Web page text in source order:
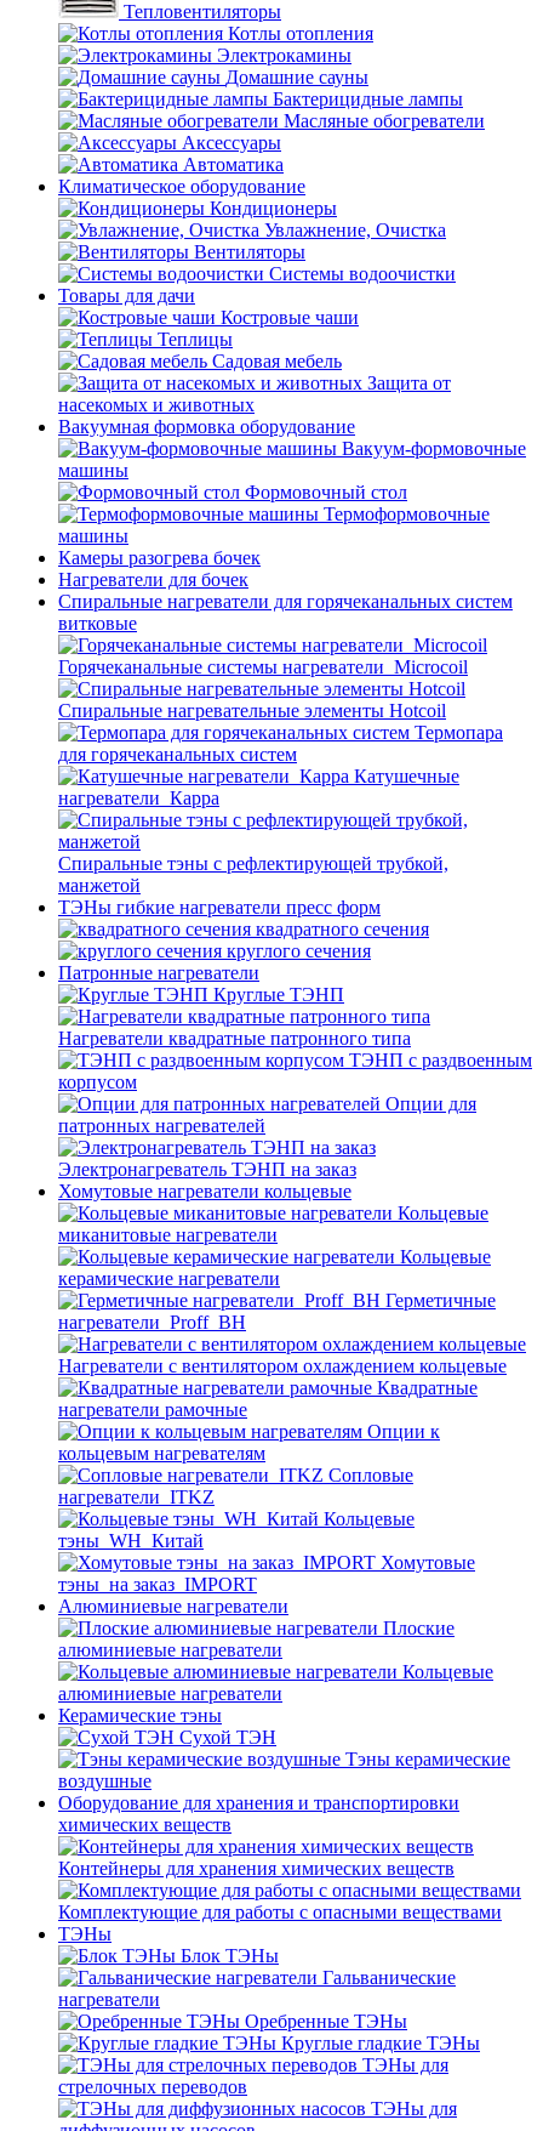
Тепловентиляторы
Котлы отопления
Электрокамины
Домашние сауны
Бактерицидные лампы
Масляные обогреватели
Аксессуары
Автоматика
Климатическое оборудование
Кондиционеры
Увлажнение, Очистка
Вентиляторы
Системы водоочистки
Товары для дачи
Костровые чаши
Теплицы
Садовая мебель
Защита от
насекомых и животных
Вакуумная формовка оборудование
Вакуум-формовочные
машины
Формовочный стол
Термоформовочные
машины
Камеры разогрева бочек
Нагреватели для бочек
Спиральные нагреватели для горячеканальных систем
витковые
Горячеканальные системы нагреватели_Microcoil
Спиральные нагревательные элементы Hotcoil
Термопара
для горячеканальных систем
Катушечные
нагреватели_Карра
Спиральные тэны с рефлектирующей трубкой,
манжетой
ТЭНы гибкие нагреватели пресс форм
квадратного сечения
круглого сечения
Патронные нагреватели
Круглые ТЭНП
Нагреватели квадратные патронного типа
ТЭНП с раздвоенным
корпусом
Опции для
патронных нагревателей
Электронагреватель ТЭНП на заказ
Хомутовые нагреватели кольцевые
Кольцевые
миканитовые нагреватели
Кольцевые
керамические нагреватели
Герметичные
нагреватели_Proff_BH
Нагреватели с вентилятором охлаждением кольцевые
Квадратные
нагреватели рамочные
Опции к
кольцевым нагревателям
Cопловые
нагреватели_ITKZ
Кольцевые
тэны_WH_Китай
Хомутовые
тэны_на заказ_IMPORT
Алюминиевые нагреватели
Плоские
алюминиевые нагреватели
Кольцевые
алюминиевые нагреватели
Керамические тэны
Сухой ТЭН
Тэны керамические
воздушные
Оборудование для хранения и транспортировки
химических веществ
Контейнеры для хранения химических веществ
Комплектующие для работы с опасными веществами
ТЭНы
Блок ТЭНы
Гальванические
нагреватели
Оребренные ТЭНы
Круглые гладкие ТЭНы
ТЭНы для
стрелочных переводов
ТЭНы для